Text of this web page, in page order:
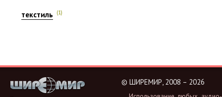
текстиль (1)
© ШИРЕМИР, 2008 – 2026